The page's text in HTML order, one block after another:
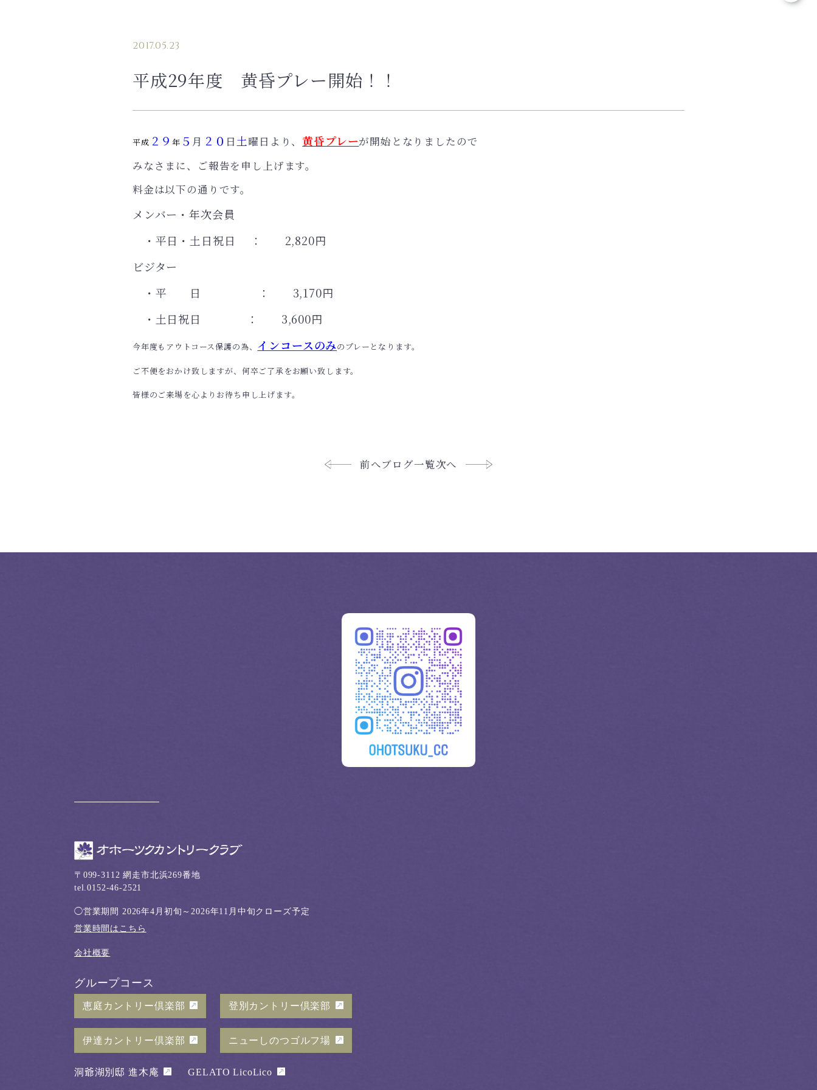
2017.05.23
平成29年度 黄昏プレー開始！！
平成 ２９年 ５ 月 ２０ 日 土曜日より、黄昏プレーが開始となりましたので
みなさまに、ご報告を申し上げます。
料金は以下の通りです。
メンバー・年次会員
・平日・土日祝日 ： 2,820円
ビジター
・平 日 ： 3,170円
・土日祝日 ： 3,600円
今年度もアウトコース保護の為、 インコースのみのプレー となります。
ご不便をおかけ致しますが、何卒ご了承をお願い致します。
皆様のご来場を心よりお待ち申し上げます。
前へブログ一覧次へ
〒099-3112 網走市北浜269番地
tel.0152-46-2521
◯営業期間 2026年4月初旬～2026年11月中旬クローズ予定
営業時間はこちら
会社概要
グループコース
恵庭カントリー倶楽部 登別カントリー倶楽部
伊達カントリー倶楽部 ニューしのつゴルフ場
洞爺湖別邸 進木庵 GELATO LicoLico